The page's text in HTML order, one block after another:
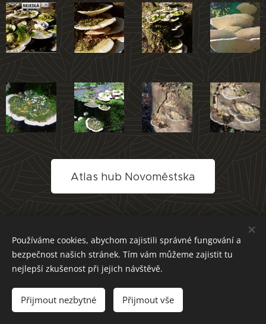
Atlas hub Novoměstska
Cookies
Používáme cookies, abychom zajistili správné fungování a
bezpečnost našich stránek. Tím vám můžeme zajistit tu
nejlepší zkušenost při jejich návštěvě.
Přijmout nezbytné Přijmout vše